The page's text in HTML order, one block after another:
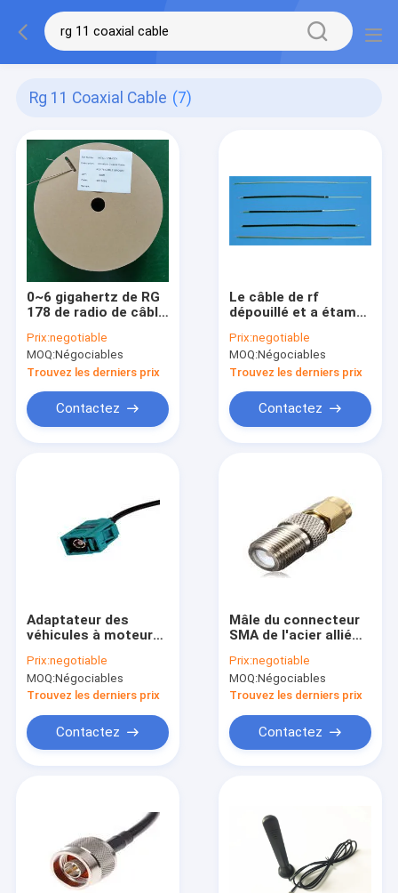
Rg 11 Coaxial Cable (7)
0~6 gigahertz de RG
178 de radio de câble
miniature de
système de
communication avec
le câblage cuivre
plaqué par argent
Prix:negotiable
MOQ:Négociables
Trouvez les derniers prix
Contactez
Le câble de rf
dépouillé et a étamé
Prix:negotiable
MOQ:Négociables
Trouvez les derniers prix
Contactez
Adaptateur des
véhicules à moteur
câble d'extension de
RG 58 à la femelle
Jack de Fakra B
Prix:negotiable
MOQ:Négociables
Trouvez les derniers prix
Contactez
Mâle du connecteur
SMA de l'acier allié
d'adaptateur femelle
de F à la basse
Prix:negotiable
MOQ:Négociables
Trouvez les derniers prix
Contactez